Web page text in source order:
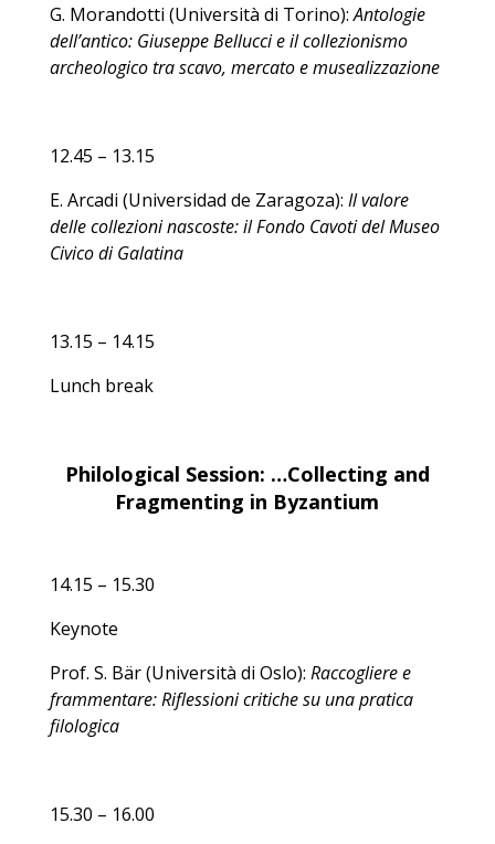
G. Morandotti (Università di Torino):Antologie
dell’antico: Giuseppe Bellucci e il collezionismo
archeologico tra scavo, mercato e musealizzazione
12.45 – 13.15
E. Arcadi (Universidad de Zaragoza): Il valore
delle collezioni nascoste: il Fondo Cavoti del Museo
Civico di Galatina
13.15 – 14.15
Lunch break
Philological Session: …Collecting and
Fragmenting in Byzantium
14.15 – 15.30
Keynote
Prof. S. Bär (Università di Oslo): Raccogliere e
frammentare: Riflessioni critiche su una pratica
filologica
15.30 – 16.00